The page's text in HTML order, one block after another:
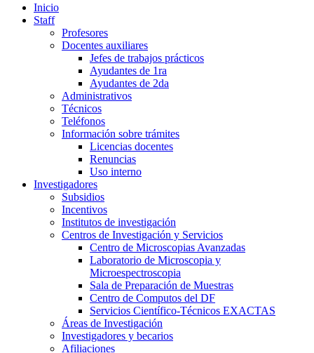
Inicio
Staff
Profesores
Docentes auxiliares
Jefes de trabajos prácticos
Ayudantes de 1ra
Ayudantes de 2da
Administrativos
Técnicos
Teléfonos
Información sobre trámites
Licencias docentes
Renuncias
Uso interno
Investigadores
Subsidios
Incentivos
Institutos de investigación
Centros de Investigación y Servicios
Centro de Microscopias Avanzadas
Laboratorio de Microscopia y
Microespectroscopia
Sala de Preparación de Muestras
Centro de Computos del DF
Servicios Científico-Técnicos EXACTAS
Áreas de Investigación
Investigadores y becarios
Afiliaciones